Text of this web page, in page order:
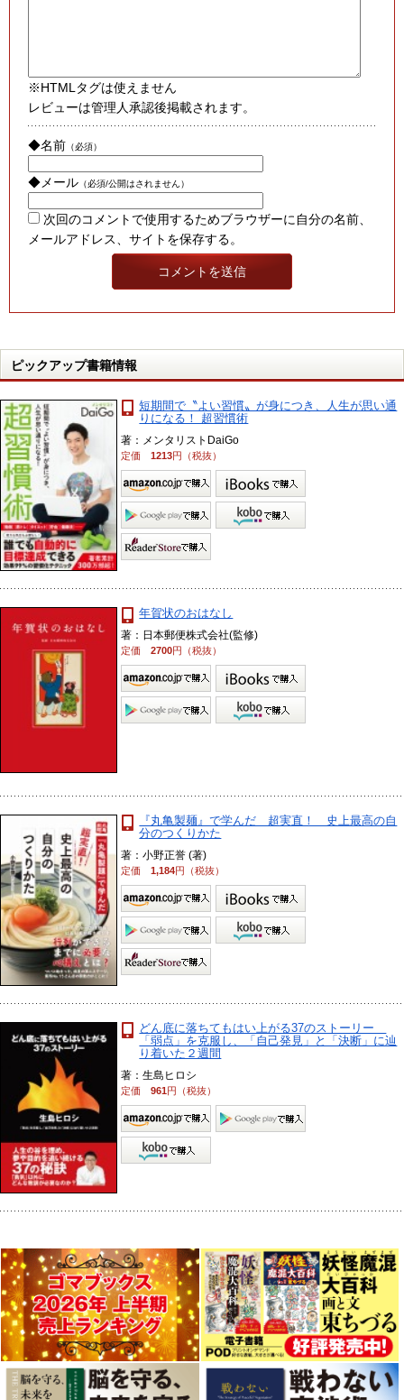
※HTMLタグは使えません
レビューは管理人承認後掲載されます。
◆名前 （必須）
◆メール （必須/公開はされません）
次回のコメントで使用するためブラウザーに自分の名前、
メールアドレス、サイトを保存する。
ピックアップ書籍情報
短期間で〝よい習慣〟が身につき、人生が思い通
りになる！ 超習慣術
著：メンタリストDaiGo
定価1213円（税抜）
年賀状のおはなし
著：日本郵便株式会社(監修)
定価2700円（税抜）
『丸亀製麺』で学んだ 超実直！ 史上最高の自
分のつくりかた
著：小野正誉 (著)
定価1,184円（税抜）
どん底に落ちてもはい上がる37のストーリー
「弱点」を克服し、「自己発見」と「決断」に辿
り着いた２週間
著：生島ヒロシ
定価961円（税抜）